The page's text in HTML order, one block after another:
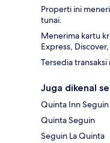
Properti ini
tunai.
Menerima kartu
Express,
Tersedia
Juga dikenal
Quinta Inn Seguin
Quinta Seguin
Seguin La Quinta